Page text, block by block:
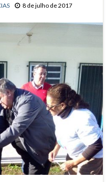
8 de julho de 2017